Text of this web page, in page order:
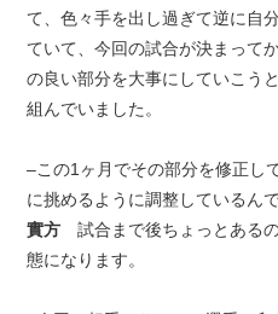
て、色々手を出し過ぎて逆に自
ていて、今回の試合が決まって
の良い部分を大事にしていこう
組んでいました。
–この1ヶ月でその部分を修正し
に挑めるように調整しているん
實方 試合まで後ちょっとある
態になります。